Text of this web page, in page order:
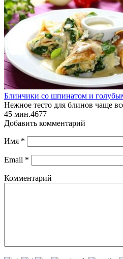
Блинчики со шпинатом и
Нежное тесто для блинов чаще
45 мин.4677
Добавить комментарий
Имя *
Email *
Комментарий